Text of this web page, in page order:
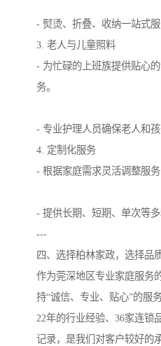
- 熨烫、折叠、收纳一站式服
3. 老人与儿童照料
- 为忙碌的上班族提供贴心
务。
- 专业护理人员确保老人和孩
4. 定制化服务
- 根据家庭需求灵活调整服务
- 提供长期、短期、单次等多
---
四、选择柏林家政，选择品
作为莞深地区专业家庭服务
持“诚信、专业、贴心”的服务
22年的行业经验、36家连锁
记录，是我们对客户较好的承